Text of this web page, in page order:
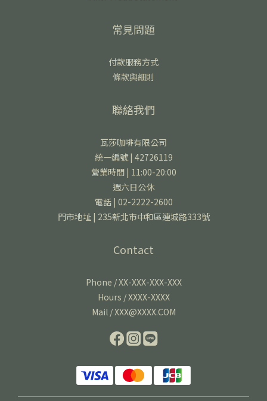
常見問題
付款服務方式
條款與細則
聯絡我們
瓦莎咖啡有限公司
統一編號 | 42726119
營業時間 | 11:00-20:00
週六日公休
電話 | 02-2222-2600
門市地址 | 235新北市中和區連城路333號
Contact
Phone / XX-XXX-XXX-XXX
Hours / XXXX-XXXX
Mail / XXX@XXXX.COM